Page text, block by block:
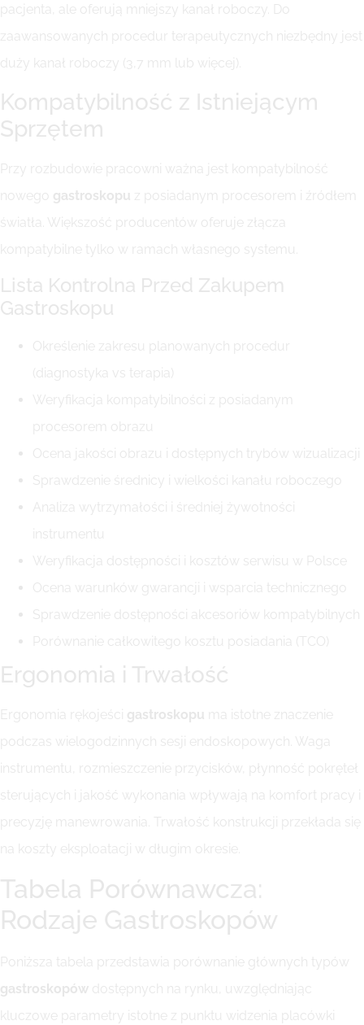
pacjenta, ale oferują mniejszy kanał roboczy. Do
zaawansowanych procedur terapeutycznych niezbędny jest
duży kanał roboczy (3,7 mm lub więcej).
Kompatybilność z Istniejącym
Sprzętem
Przy rozbudowie pracowni ważna jest kompatybilność
nowego gastroskopu z posiadanym procesorem i źródłem
światła. Większość producentów oferuje złącza
kompatybilne tylko w ramach własnego systemu.
Lista Kontrolna Przed Zakupem
Gastroskopu
Określenie zakresu planowanych procedur
(diagnostyka vs terapia)
Weryfikacja kompatybilności z posiadanym
procesorem obrazu
Ocena jakości obrazu i dostępnych trybów wizualizacji
Sprawdzenie średnicy i wielkości kanału roboczego
Analiza wytrzymałości i średniej żywotności
instrumentu
Weryfikacja dostępności i kosztów serwisu w Polsce
Ocena warunków gwarancji i wsparcia technicznego
Sprawdzenie dostępności akcesoriów kompatybilnych
Porównanie całkowitego kosztu posiadania (TCO)
Ergonomia i Trwałość
Ergonomia rękojeści gastroskopu ma istotne znaczenie
podczas wielogodzinnych sesji endoskopowych. Waga
instrumentu, rozmieszczenie przycisków, płynność pokręteł
sterujących i jakość wykonania wpływają na komfort pracy i
precyzję manewrowania. Trwałość konstrukcji przekłada się
na koszty eksploatacji w długim okresie.
Tabela Porównawcza:
Rodzaje Gastroskopów
Poniższa tabela przedstawia porównanie głównych typów
gastroskopów dostępnych na rynku, uwzględniając
kluczowe parametry istotne z punktu widzenia placówki